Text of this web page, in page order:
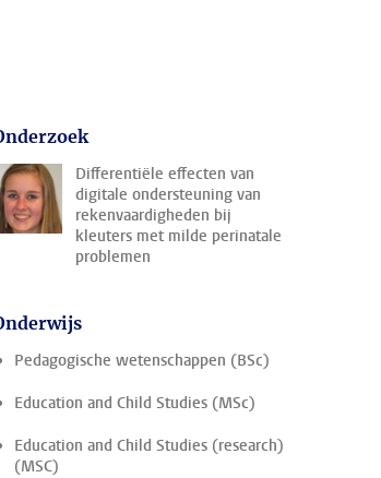
Differentiële effecten van
digitale ondersteuning van
rekenvaardigheden bij
kleuters met milde perinatale
problemen
Pedagogische wetenschappen (BSc)
Education and Child Studies (MSc)
Education and Child Studies (research)
(MSC)